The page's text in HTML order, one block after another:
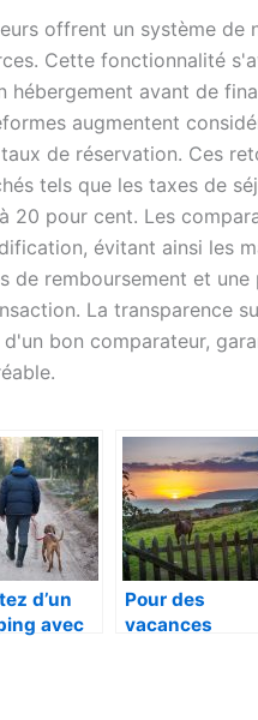
offrent un système de
Cette fonctionnalité
hébergement avant de
augmentent
de réservation. Ces
tels que les taxes de
20 pour cent. Les
évitant ainsi les
de remboursement et
La transparence
bon comparateur,
d’un
avec
Pour des
vacances